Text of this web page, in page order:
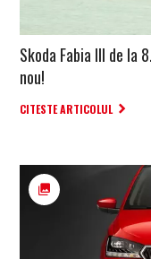
Skoda Fabia III de la
nou!
CITESTE ARTICOLUL